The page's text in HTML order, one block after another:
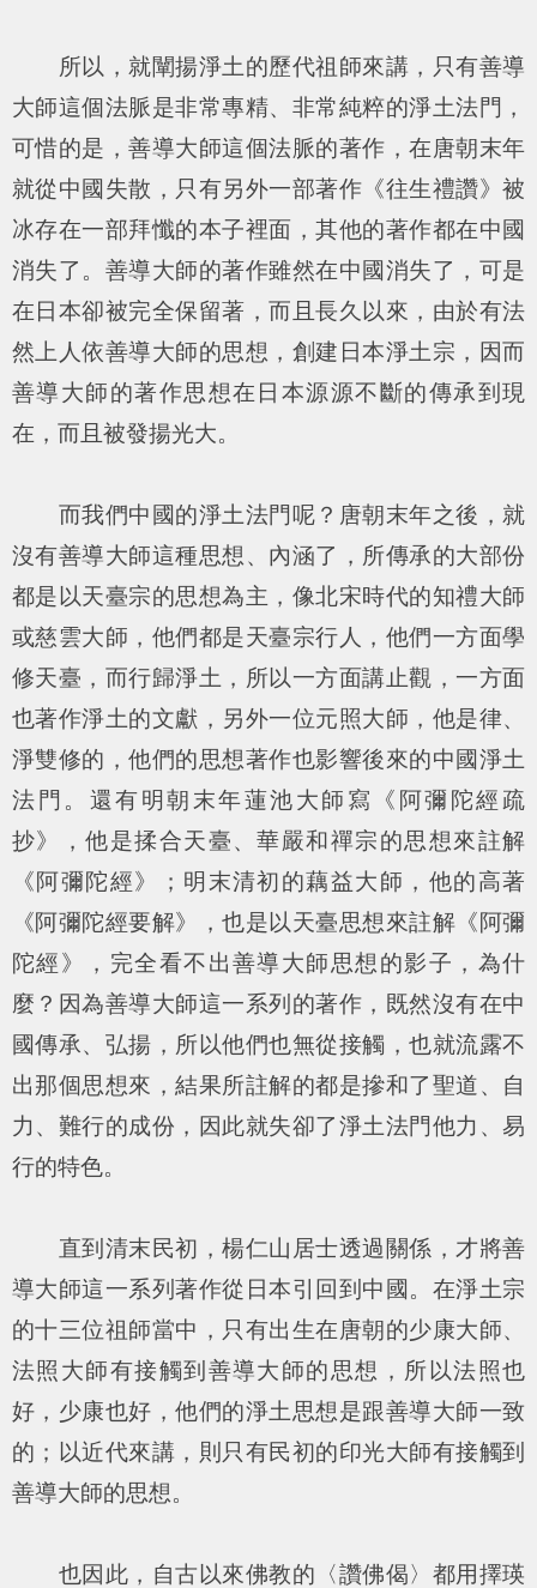
所以，就闡揚淨土的歷代祖師來講，只有善導
大師這個法脈是非常專精、非常純粹的淨土法門，
可惜的是，善導大師這個法脈的著作，在唐朝末年
就從中國失散，只有另外一部著作《往生禮讚》被
冰存在一部拜懺的本子裡面，其他的著作都在中國
消失了。善導大師的著作雖然在中國消失了，可是
在日本卻被完全保留著，而且長久以來，由於有法
然上人依善導大師的思想，創建日本淨土宗，因而
善導大師的著作思想在日本源源不斷的傳承到現
在，而且被發揚光大。
而我們中國的淨土法門呢？唐朝末年之後，就
沒有善導大師這種思想、內涵了，所傳承的大部份
都是以天臺宗的思想為主，像北宋時代的知禮大師
或慈雲大師，他們都是天臺宗行人，他們一方面學
修天臺，而行歸淨土，所以一方面講止觀，一方面
也著作淨土的文獻，另外一位元照大師，他是律、
淨雙修的，他們的思想著作也影響後來的中國淨土
法門。還有明朝末年蓮池大師寫《阿彌陀經疏
抄》，他是揉合天臺、華嚴和禪宗的思想來註解
《阿彌陀經》；明末清初的藕益大師，他的高著
《阿彌陀經要解》，也是以天臺思想來註解《阿彌
陀經》，完全看不出善導大師思想的影子，為什
麼？因為善導大師這一系列的著作，既然沒有在中
國傳承、弘揚，所以他們也無從接觸，也就流露不
出那個思想來，結果所註解的都是摻和了聖道、自
力、難行的成份，因此就失卻了淨土法門他力、易
行的特色。
直到清末民初，楊仁山居士透過關係，才將善
導大師這一系列著作從日本引回到中國。在淨土宗
的十三位祖師當中，只有出生在唐朝的少康大師、
法照大師有接觸到善導大師的思想，所以法照也
好，少康也好，他們的淨土思想是跟善導大師一致
的；以近代來講，則只有民初的印光大師有接觸到
善導大師的思想。
也因此，自古以來佛教的〈讚佛偈〉都用擇瑛